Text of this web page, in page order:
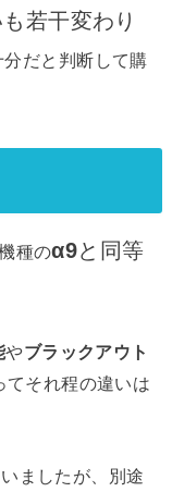
若干変わり
だと判断して購
種のα9と同等
やブラックアウト
てそれ程の違いは
ましたが、別途